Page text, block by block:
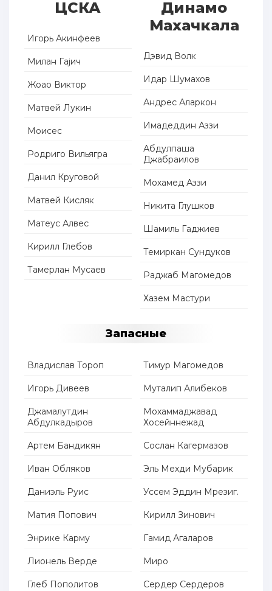
ЦСКА
Игорь Акинфеев
Милан Гајич
Жоао Виктор
Матвей Лукин
Моисес
Родриго Вильягра
Данил Круговой
Матвей Кисляк
Матеус Алвес
Кирилл Глебов
Тамерлан Мусаев
Динамо
Махачкала
Дэвид Волк
Идар Шумахов
Андрес Аларкон
Имадеддин Аззи
Абдулпаша
Джабраилов
Мохамед Аззи
Никита Глушков
Шамиль Гаджиев
Темиркан Сундуков
Раджаб Магомедов
Хазем Мастури
Запасные
Владислав Тороп
Игорь Дивеев
Джамалутдин
Абдулкадыров
Артем Бандикян
Иван Обляков
Даниэль Руис
Матия Попович
Энрике Карму
Лионель Верде
Глеб Пополитов
Тимур Магомедов
Муталип Алибеков
Мохаммаджавад
Хосейннежад
Сослан Кагермазов
Эль Мехди Мубарик
Уссем Эддин Мрезиг.
Кирилл Зинович
Гамид Агаларов
Миро
Сердер Сердеров